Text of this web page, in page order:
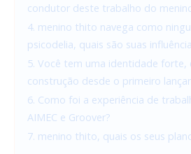
condutor deste trabalho do
4. menino thito navega como
psicodelia, quais são suas
5. Você tem uma identidade forte,
construção desde o primeiro
6. Como foi a experiência de
AIMEC e Groover?
7. menino thito, quais os seus